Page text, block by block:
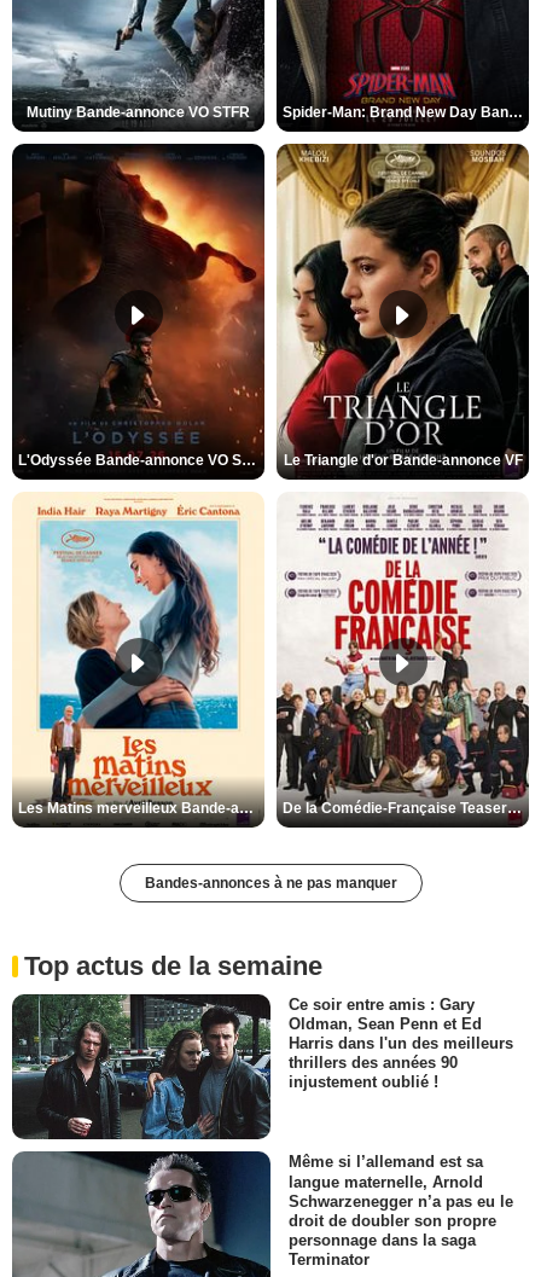
Mutiny Bande-annonce VO STFR Spider-Man: Brand New Day Bande-annonce VO STFR
L'Odyssée Bande-annonce VO STFR Le Triangle d'or Bande-annonce VF
Les Matins merveilleux Bande-annonce VF De la Comédie-Française Teaser VF
Bandes-annonces à ne pas manquer
Top actus de la semaine
Ce soir entre amis : Gary
Oldman, Sean Penn et Ed
Harris dans l'un des meilleurs
thrillers des années 90
injustement oublié !
Même si l’allemand est sa
langue maternelle, Arnold
Schwarzenegger n’a pas eu le
droit de doubler son propre
personnage dans la saga
Terminator